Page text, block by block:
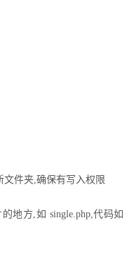
文件夹,确保有写入权限
地方,如 single.php,代码如